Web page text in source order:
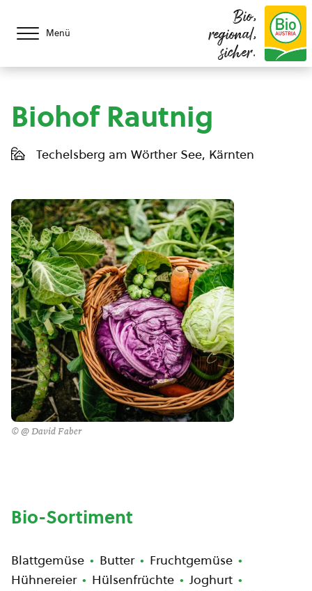
Menü
Bio,
regional,
sicher.
Biohof Rautnig
Techelsberg am Wörther See, Kärnten
© @ David Faber
Bio-Sortiment
Blattgemüse Butter
Fruchtgemüse
Hühnereier
Hülsenfrüchte
Joghurt